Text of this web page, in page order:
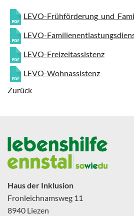
LEVO-
LEVO-
LEVO-Freizeitassistenz
LEVO-Wohnassistenz
Zurück
Haus der Inklusion
Fronleichnamsweg 11
8940 Liezen